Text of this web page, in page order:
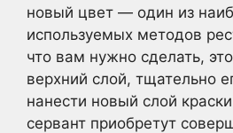
новый цвет — один из
используемых методов
что вам нужно сделать,
верхний слой, тщательно
нанести новый слой
сервант приобретут